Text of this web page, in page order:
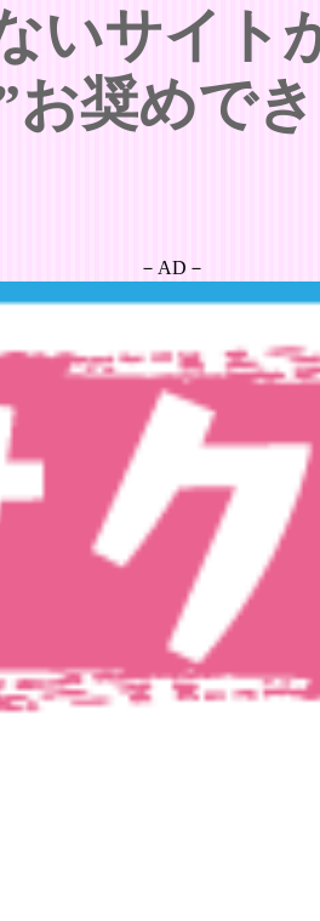
いサイト
奨めで
－AD－